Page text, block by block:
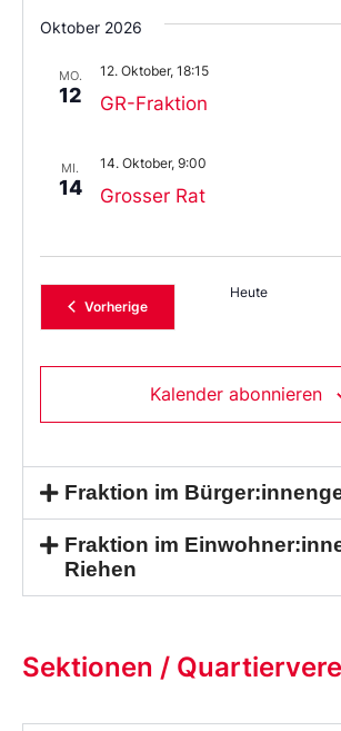
Oktober 2026
MO.
12 GR-Fraktion
12. Oktober, 18:15
MI.
14 Grosser Rat
14. Oktober, 9:00
VorherigeVeranstaltungen
Heute
Kalender abonnieren
Fraktion im
Fraktion im
Riehen
Sektionen /